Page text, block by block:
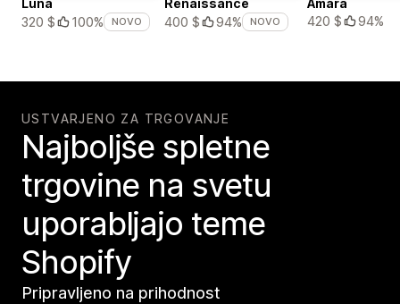
Luna
320 $
100% NOVO
Renaissance
400 $
94% NOVO
Amara
420 $
94%
USTVARJENO ZA TRGOVANJE
Najboljše spletne
trgovine na svetu
uporabljajo teme
Shopify
Pripravljeno na prihodnost